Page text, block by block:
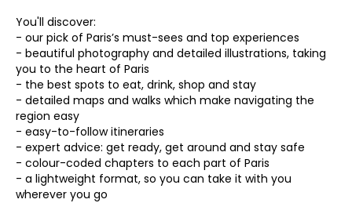
You'll discover:
- our pick of Paris’s must-sees and top experiences
- beautiful photography and detailed illustrations, taking
you to the heart of Paris
- the best spots to eat, drink, shop and stay
- detailed maps and walks which make navigating the
region easy
- easy-to-follow itineraries
- expert advice: get ready, get around and stay safe
- colour-coded chapters to each part of Paris
- a lightweight format, so you can take it with you
wherever you go